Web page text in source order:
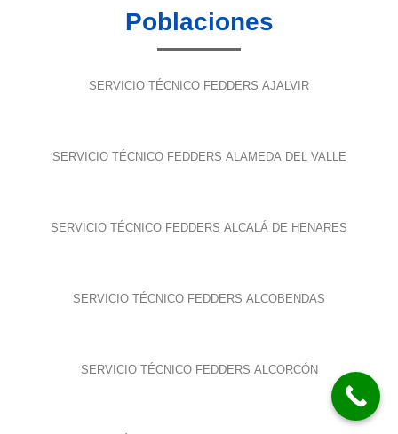
Poblaciones
SERVICIO TÉCNICO FEDDERS AJALVIR
SERVICIO TÉCNICO FEDDERS ALAMEDA DEL VALLE
SERVICIO TÉCNICO FEDDERS ALCALÁ DE HENARES
SERVICIO TÉCNICO FEDDERS ALCOBENDAS
SERVICIO TÉCNICO FEDDERS ALCORCÓN